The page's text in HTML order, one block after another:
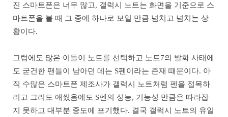
진 스마트폰은 너무 많고, 갤럭시 노트는 화면을 기준으로 스
마트폰을 볼 때 그 중에 하나로 보일 만큼 넘치고 넘치는 상
황이다.
그럼에도 많은 이들이 노트를 선택하고 노트7의 발화 사태에
도 굳건한 팬들이 남아던 데는 S펜이라는 존재 때문이다. 아
직 수많은 스마트폰 제조사가 갤럭시 노트처럼 펜을 접목하
려고 그리도 애썼음에도 S펜의 성능, 기능성 만큼은 따라잡
지 못하고 대부분 중도에 포기했다. 결국 갤럭시 노트의 유일